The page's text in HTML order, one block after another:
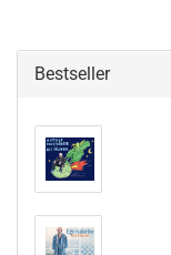
Bestseller